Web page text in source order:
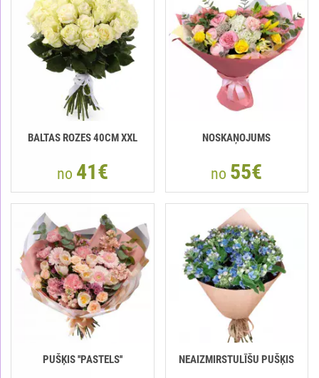
BALTAS ROZES 40СМ XXL
no 41€
NOSKAŅOJUMS
no 55€
PUŠĶIS ''PASTELS'' NEAIZMIRSTULĪŠU PUŠĶIS